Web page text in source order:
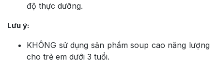
độ thực dưỡng.
Lưu ý:
KHÔNG sử dụng sản phẩm soup cao năng lượng
cho trẻ em dưới 3 tuổi.